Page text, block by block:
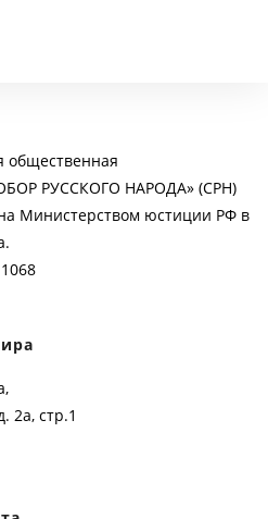
общественная
РУССКОГО НАРОДА» (СРН)
Министерством юстиции РФ в
2а, стр.1